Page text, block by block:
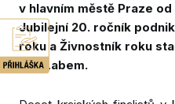
v hlavním městě Praze od
Jubilejní 20. ročník
roku a Živnostník roku
nad Labem.